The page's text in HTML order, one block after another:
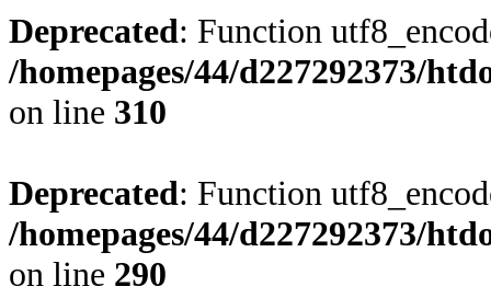
Deprecated: Function
/homepages/44/d227292373/
on line 310
Deprecated: Function
/homepages/44/d227292373/
on line 290